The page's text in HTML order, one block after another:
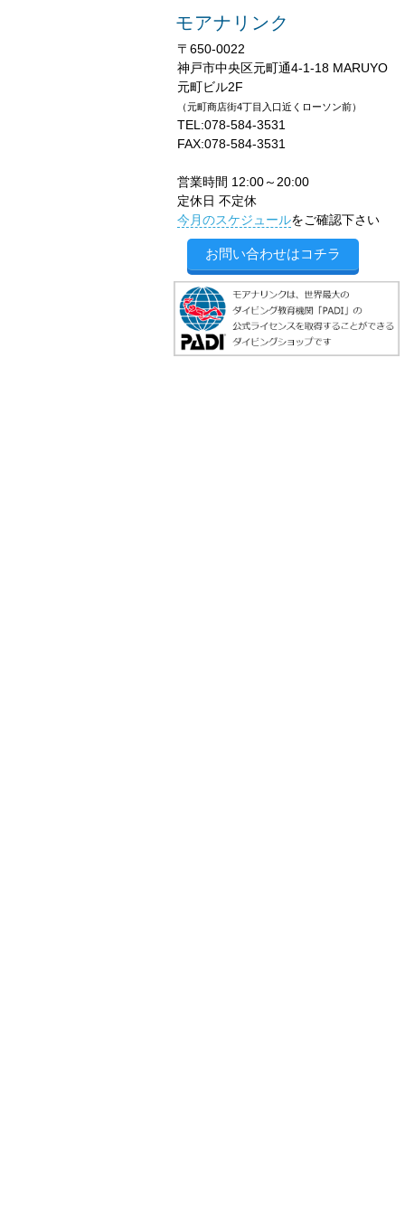
モアナリンク
〒650-0022
神戸市中央区元町通4-1-18 MARUYO
元町ビル2F
（元町商店街4丁目入口近くローソン前）
TEL:078-584-3531
FAX:078-584-3531
営業時間 12:00～20:00
定休日 不定休
今月のスケジュールをご確認下さい
お問い合わせはコチラ